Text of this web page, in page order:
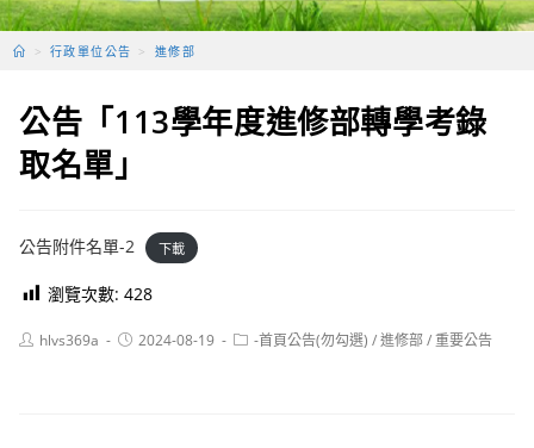
> 行政單位公告 > 進修部
公告「113學年度進修部轉學考錄
取名單」
公告附件名單-2 下載
瀏覽次數: 428
Posthlvs369a
Post2024-08-19
Post-首頁公告(勿勾選) /進修部/重要公告